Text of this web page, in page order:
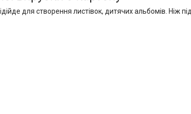
для створення листівок, дитячих альбомів. Ніж